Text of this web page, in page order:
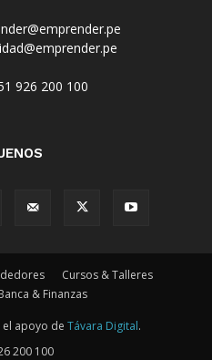
926 200 100
Cursos & Talleres
& Finanzas
apoyo de Távara Digital.
200 100